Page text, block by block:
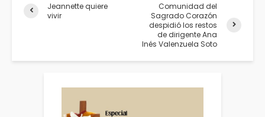
Jeannette quiere
vivir
Comunidad del
Sagrado Corazón
despidió los restos
de dirigente Ana
Inés Valenzuela Soto